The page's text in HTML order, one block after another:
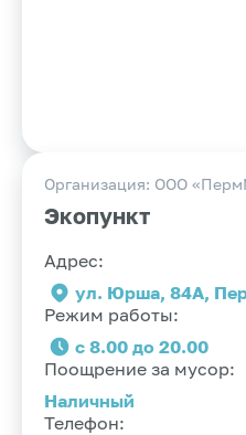
Организация: ООО
Экопункт
Адрес:
ул. Юрша, 84А,
Режим работы:
с 8.00 до 20.00
Поощрение за мусор:
Наличный
Телефон: